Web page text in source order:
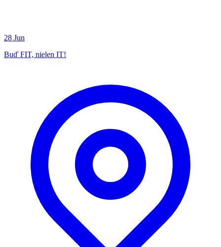
28 Jun
Buď FIT, nielen IT!